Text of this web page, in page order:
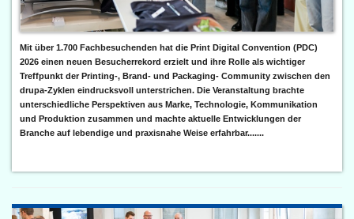
Mit über 1.700 Fachbesuchenden hat die Print Digital Convention (PDC)
2026 einen neuen Besucherrekord erzielt und ihre Rolle als wichtiger
Treffpunkt der Printing-, Brand- und Packaging- Community zwischen den
drupa-Zyklen eindrucksvoll unterstrichen. Die Veranstaltung brachte
unterschiedliche Perspektiven aus Marke, Technologie, Kommunikation
und Produktion zusammen und machte aktuelle Entwicklungen der
Branche auf lebendige und praxisnahe Weise erfahrbar.......